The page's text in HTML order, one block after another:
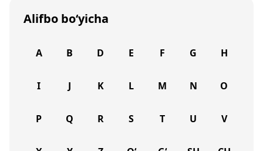
Alifbo bo‘yicha
A B D E F G H
I J K L M N O
P Q R S T U V